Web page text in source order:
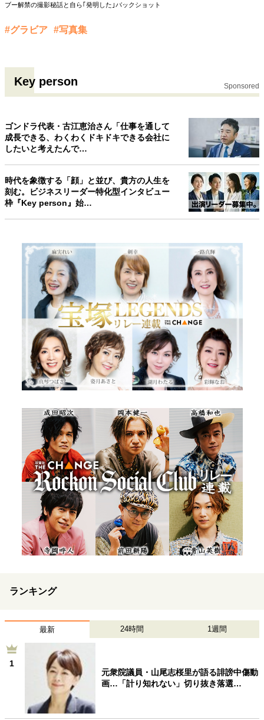
ブー解禁の撮影秘話と自ら｢発明した｣バックショット
#グラビア #写真集
Key person Sponsored
ゴンドラ代表・古江恵治さん「仕事を通して
成長できる、わくわくドキドキできる会社に
したいと考えたんで…
時代を象徴する「顔」と並び、貴方の人生を
刻む。ビジネスリーダー特化型インタビュー
枠『Key person』始…
ランキング
最新 24時間 1週間
1
元衆院議員・山尾志桜里が語る誹謗中傷動
画…「計り知れない」切り抜き落選…